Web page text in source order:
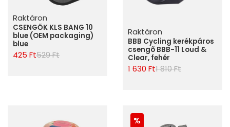
Raktáron
CSENGŐK KLS BANG 10
blue (OEM packaging)
blue
425 Ft529 Ft
Raktáron
BBB Cycling kerékpáros
csengõ BBB-11 Loud &
Clear, fehér
1 630 Ft1 810 Ft